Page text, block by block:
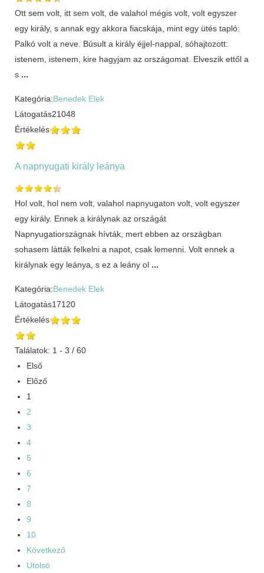
Ott sem volt, itt sem volt, de valahol mégis volt, volt egyszer
egy király, s annak egy akkora fiacskája, mint egy ütés tapló:
Palkó volt a neve. Búsult a király éjjel-nappal, sóhajtozott:
istenem, istenem, kire hagyjam az országomat. Elveszik ettől a
s ...
Kategória:Benedek Elek
Látogatás21048
Értékelés
A napnyugati király leánya
Hol volt, hol nem volt, valahol napnyugaton volt, volt egyszer
egy király. Ennek a királynak az országát
Napnyugatiországnak hívták, mert ebben az országban
sohasem látták felkelni a napot, csak lemenni. Volt ennek a
királynak egy leánya, s ez a leány ol ...
Kategória:Benedek Elek
Látogatás17120
Értékelés
Találatok: 1 - 3 / 60
Első
Előző
1
2
3
4
5
6
7
8
9
10
Következő
Utolsó